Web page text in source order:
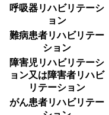
呼吸器リハビリテーシ
ョン
難病患者リハビリテー
ション
障害児リハビリテーシ
ョン又は障害者リハビ
リテーション
がん患者リハビリテー